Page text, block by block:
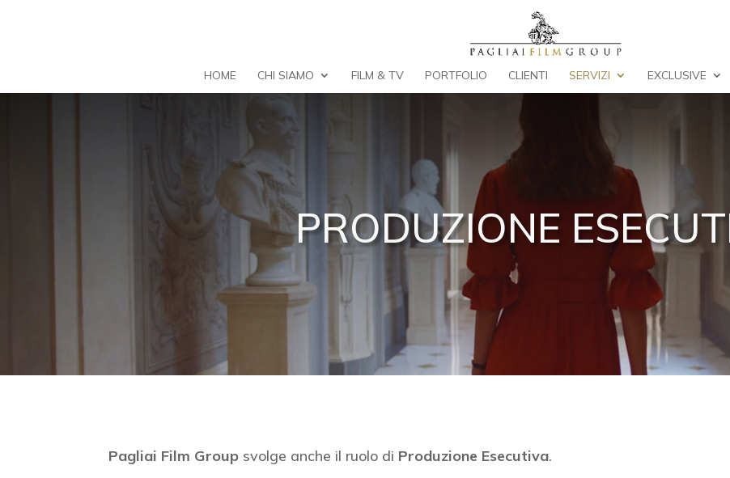
HOME CHI SIAMO FILM & TV PORTFOLIO CLIENTI SERVIZI EXCLUSIVE
PRODUZIONE
Pagliai Film Group svolge anche il ruolo di Produzione Esecutiva.